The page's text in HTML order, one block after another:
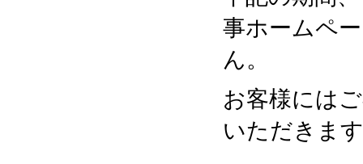
事ホームペ
ん。
お客様には
いただきま